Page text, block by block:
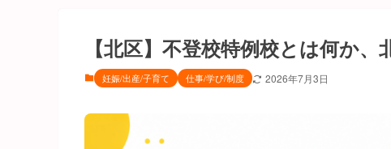
【北区】不登校特例校とは何か
妊娠/出産/子育て 仕事/学び/制度 2026年7月3日